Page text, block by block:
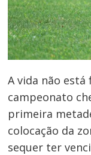
A vida não está
campeonato
primeira
colocação da
sequer ter